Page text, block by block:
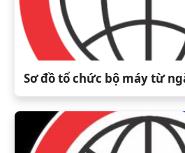
Sơ đồ tổ chức bộ máy từ